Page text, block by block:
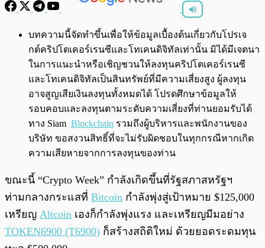
พร้อมเล่น 0:00/0:00
บทความนี้จัดทำขึ้นเพื่อให้ข้อมูลเบื้องต้นเกี่ยวกับโปรเจ
กต์คริปโตเคอร์เรนซีและโทเคนดิจิทัลเท่านั้น มิได้มีเจตนา
ในการแนะนำหรือเชิญชวนให้ลงทุนคริปโตเคอร์เรนซี
และโทเคนดิจิทัลเป็นสินทรัพย์ที่มีความเสี่ยงสูง ผู้ลงทุน
อาจสูญเสียเงินลงทุนทั้งหมดได้ โปรดศึกษาข้อมูลให้
รอบคอบและลงทุนตามระดับความเสี่ยงที่ท่านยอมรับได้
ทาง Siam Blockchain รวมถึงผู้บริหารและพนักงานของ
บริษัท ขอสงวนสิทธิ์ที่จะไม่รับผิดชอบในทุกกรณีหากเกิด
ความเสียหายจากการลงทุนของท่าน
ขณะนี้ “Crypto Week” กำลังเกิดขึ้นที่รัฐสภาสหรัฐฯ
ท่ามกลางกระแสที่ Bitcoin กำลังพุ่งสู่เป้าหมาย $125,000
เหรียญ Altcoin เองก็กำลังพุ่งแรง และเหรียญมีมอย่าง
TOKEN6900 (T6900) ก็สร้างสถิติใหม่ ด้วยยอดระดมทุน